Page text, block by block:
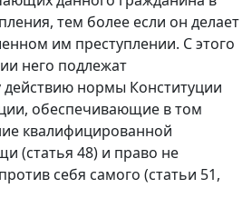
тем более если он делает
им преступлении. С этого
него подлежат
действию нормы Конституции
обеспечивающие в том
квалифицированной
(статья 48) и право не
себя самого (статьи 51,